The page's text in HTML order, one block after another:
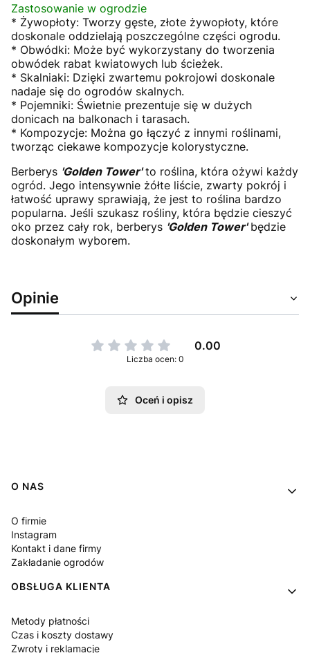
Zastosowanie w ogrodzie
* Żywopłoty: Tworzy gęste, złote żywopłoty, które
doskonale oddzielają poszczególne części ogrodu.
* Obwódki: Może być wykorzystany do tworzenia
obwódek rabat kwiatowych lub ścieżek.
* Skalniaki: Dzięki zwartemu pokrojowi doskonale
nadaje się do ogrodów skalnych.
* Pojemniki: Świetnie prezentuje się w dużych
donicach na balkonach i tarasach.
* Kompozycje: Można go łączyć z innymi roślinami,
tworząc ciekawe kompozycje kolorystyczne.
Berberys 'Golden Tower'to roślina, która ożywi każdy
ogród. Jego intensywnie żółte liście, zwarty pokrój i
łatwość uprawy sprawiają, że jest to roślina bardzo
popularna. Jeśli szukasz rośliny, która będzie cieszyć
oko przez cały rok, berberys 'Golden Tower'będzie
doskonałym wyborem.
Opinie
0.00
Liczba ocen: 0
Oceń i opisz
Linki w stopce
O NAS
O firmie
Instagram
Kontakt i dane firmy
Zakładanie ogrodów
OBSŁUGA KLIENTA
Metody płatności
Czas i koszty dostawy
Zwroty i reklamacje